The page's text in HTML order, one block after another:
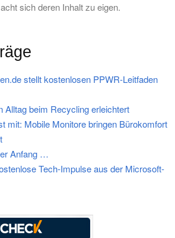
sich deren Inhalt zu eigen.
stellt kostenlosen PPWR-Leitfaden
Alltag beim Recycling erleichtert
mit: Mobile Monitore bringen Bürokomfort
Anfang …
Tech-Impulse aus der Microsoft-